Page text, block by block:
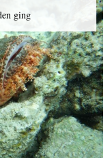
ging